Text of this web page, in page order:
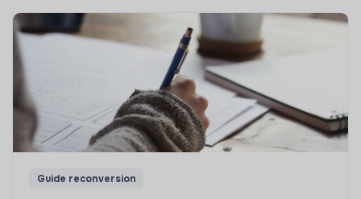
Guide reconversion